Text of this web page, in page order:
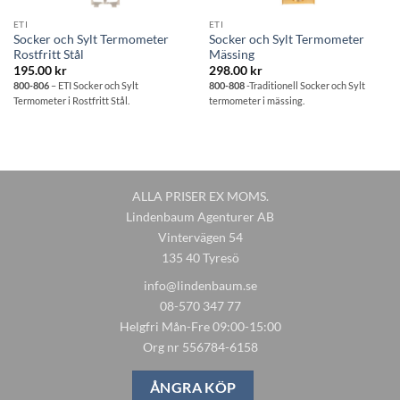
ETI
Socker och Sylt Termometer
Rostfritt Stål
195.00 kr
800-806 – ETI Socker och Sylt
Termometer i Rostfritt Stål.
ETI
Socker och Sylt Termometer
Mässing
298.00 kr
800-808-Traditionell Socker och Sylt
termometer i mässing.
ALLA PRISER EX MOMS.
Lindenbaum Agenturer AB
Vintervägen 54
135 40 Tyresö
info@lindenbaum.se
08-570 347 77
Helgfri Mån-Fre 09:00-15:00
Org nr 556784-6158
ÅNGRA KÖP